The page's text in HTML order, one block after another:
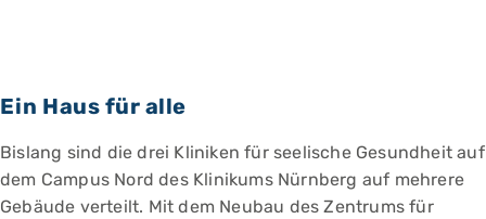
Ein Haus für alle
Bislang sind die drei Kliniken für seelische Gesundheit auf
dem Campus Nord des Klinikums Nürnberg auf mehrere
Gebäude verteilt. Mit dem Neubau des Zentrums für